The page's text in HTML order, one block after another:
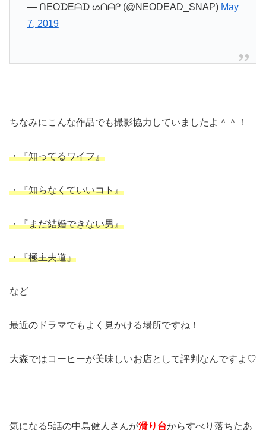
— ᑎEOᗪEᗩᗪ ᔕᑎᗩᑭ (@NEODEAD_SNAP) May
7, 2019
ちなみにこんな作品でも撮影協力していましたよ＾＾！
・『知ってるワイフ』
・『知らなくていいコト』
・『まだ結婚できない男』
・『極主夫道』
など
最近のドラマでもよく見かける場所ですね！
大森ではコーヒーが美味しいお店として評判なんですよ♡
気になる5話の中島健人さんが滑り台からすべり落ちたあ